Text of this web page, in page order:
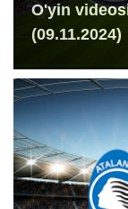
O'yin
(09.11.2024)